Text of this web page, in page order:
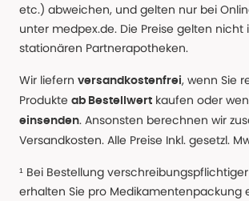
etc.) abweichen, und gelten nur bei
unter medpex.de. Die Preise gelten nicht
stationären Partnerapotheken.
Wir liefern versandkostenfrei, wenn Sie
Produkte ab Bestellwert kaufen oder
einsenden. Ansonsten berechnen wir
Versandkosten. Alle Preise Inkl. gesetzl.
¹ Bei Bestellung
erhalten Sie pro Medikamentenpackung